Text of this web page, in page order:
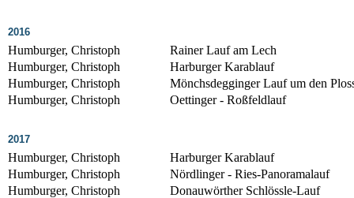
2016
Humburger, Christoph
Rainer Lauf am Lech
Humburger, Christoph
Harburger Karablauf
Humburger, Christoph
Mönchsdegginger Lauf um den
Humburger, Christoph
Oettinger - Roßfeldlauf
2017
Humburger, Christoph
Harburger Karablauf
Humburger, Christoph
Nördlinger - Ries-Panoramalauf
Humburger, Christoph
Donauwörther Schlössle-Lauf